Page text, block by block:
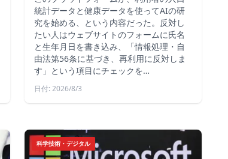
統計データと健康データを使ってAIの研
究を始める、という内容だった。反対し
たい人はウェブサイトのフォームに氏名
と生年月日を書き込み、「情報処理・自
由法第56条に基づき、再利用に反対しま
す」という項目にチェックを…
日付: 2026/8/3
科学技術・デジタル